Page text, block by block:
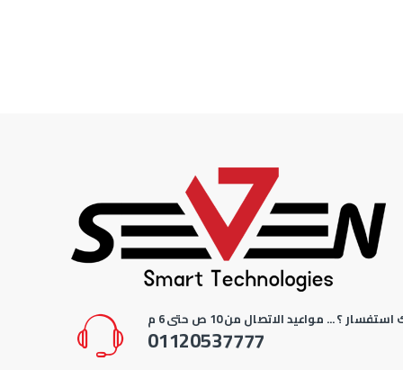
؟ ... مواعيد الاتصال من 10 ص حتى 6 م
01120537777